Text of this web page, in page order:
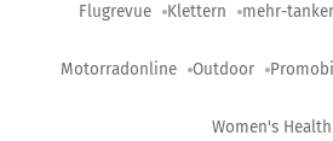
Flugrevue Klettern mehr-
Motorradonline Outdoor
Women's Health